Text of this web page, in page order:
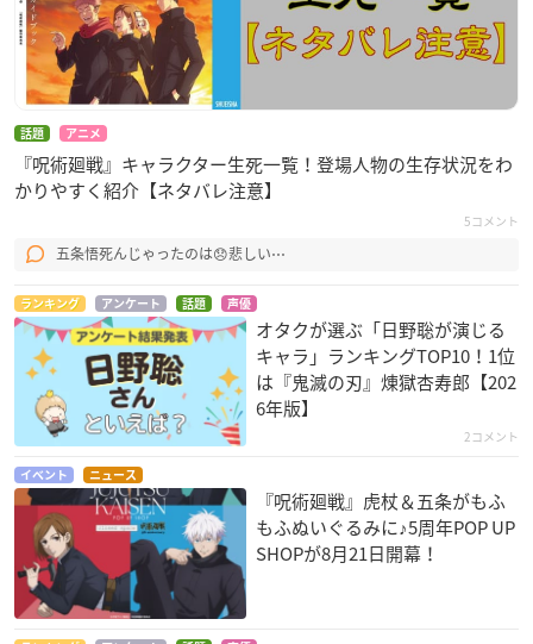
話題 アニメ
『呪術廻戦』キャラクター生死一覧！登場人物の生存状況をわ
かりやすく紹介【ネタバレ注意】
5コメント
五条悟死んじゃったのは😞悲しい⋯
ランキング アンケート 話題 声優
オタクが選ぶ「日野聡が演じる
キャラ」ランキングTOP10！1位
は『鬼滅の刃』煉󠄁獄杏寿郎【202
6年版】
2コメント
イベント ニュース
『呪術廻戦』虎杖＆五条がもふ
もふぬいぐるみに♪5周年POP UP
SHOPが8月21日開幕！